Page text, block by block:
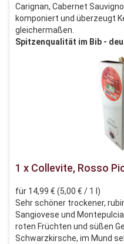
Carignan, Cabernet
komponiert und überzeugt
gleichermaßen.
Spitzenqualität im Bib -
1 x Collevite, Rosso
für 14,99 € (5,00 € / 1 l)
Sehr schöner trockener,
Sangiovese und
roten Früchten und süßen
Schwarzkirsche, im Mund